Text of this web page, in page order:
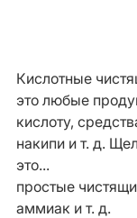
Кислотные
это любые
кислоту,
накипи и т. д.
это...
простые
аммиак и т. д.